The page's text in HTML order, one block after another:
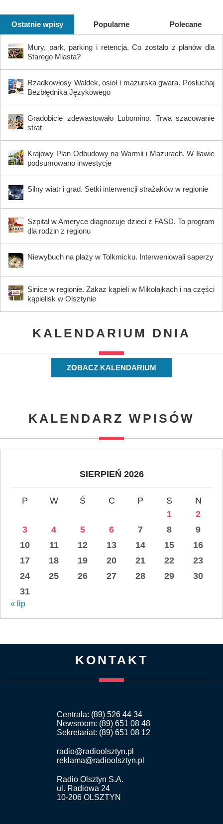
Ostatnie wpisy Popularne Polecane
Mury, park, parking i retencja. Co zostało z planów dla
Starego Miasta?
Rzadkowłosy Waldek, osioł i mazurska gwara. Posłuchaj
Bezbłędnika Językowego
Gradobicie zdewastowało Lubomino. Trwa szacowanie
strat
Krajowy Plan Odbudowy na Warmii i Mazurach. W Iławie
podsumowano inwestycje
Silny wiatr i grad. Setki interwencji strażaków w regionie
Szpital w Ameryce diagnozuje dzieci z FASD. To program
dla rodzin z regionu
Niewybuch na plaży w Tolkmicku. Interweniowali saperzy
Sinice w regionie. Zakaz kąpieli w Mikołajkach i na części
kąpielisk w Olsztynie
KALENDARIUM DNIA
ZOBACZ KALENDARIUM
KALENDARZ WPISÓW
SIERPIEŃ 2026
P W Ś C P S
N
1
2
3
4 5 6 7 8
9
10
11 12 13 14 15
16
17
18 19 20 21 22
23
24
25 26 27 28 29
30
31
« lip
KONTAKT
Centrala: (89) 526 44 34
Newsroom: (89) 651 08 48
Sekretariat: (89) 651 08 12
radio@radioolsztyn.pl
reklama@radioolsztyn.pl
Radio Olsztyn S.A.
ul. Radiowa 24
10-206 OLSZTYN